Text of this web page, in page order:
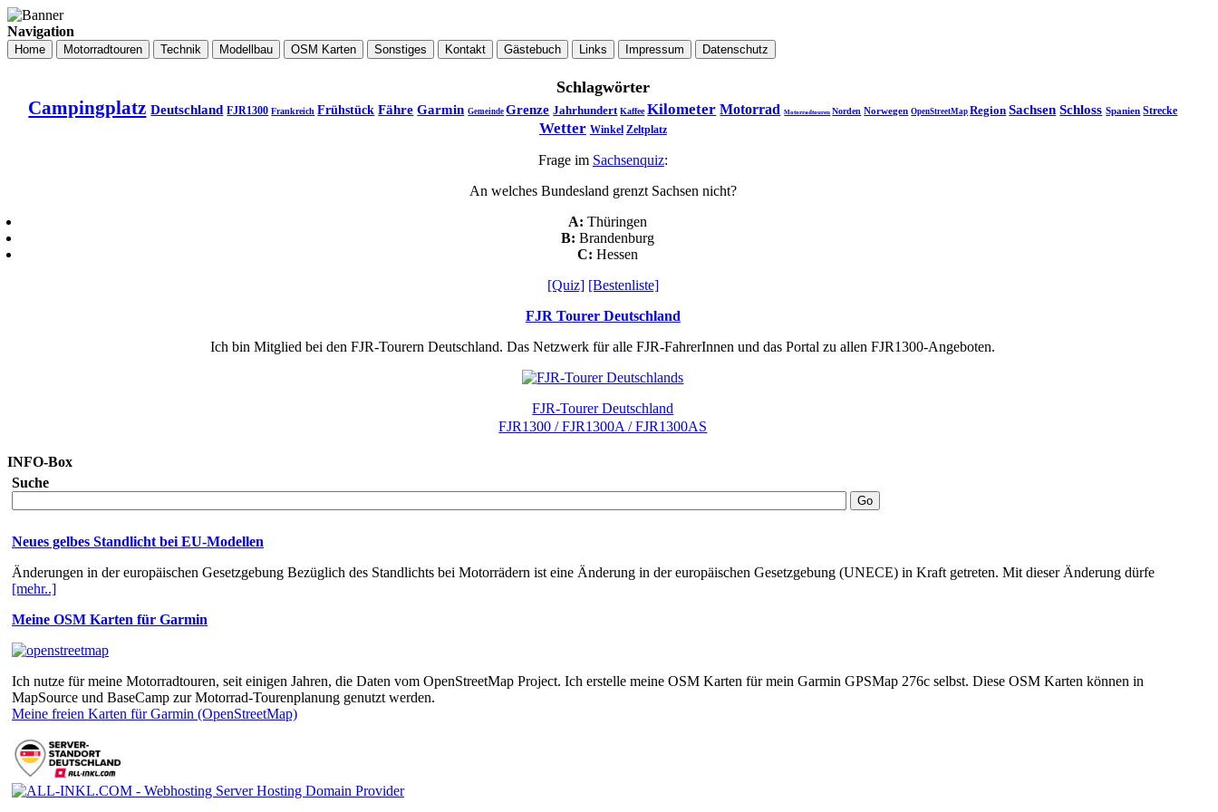
Navigation
Home Motorradtouren Technik Modellbau OSM Karten Sonstiges Kontakt Gästebuch Links Impressum Datenschutz
Schlagwörter
Campingplatz Deutschland FJR1300 Frankreich Frühstück Fähre Garmin Gemeinde Grenze Jahrhundert Kaffee Kilometer Motorrad Motorradtouren Norden Norwegen OpenStreetMap Region Sachsen Schloss Spanien Strecke
Wetter Winkel Zeltplatz
Frage im Sachsenquiz:
An welches Bundesland grenzt Sachsen nicht?
A: Thüringen
B: Brandenburg
C: Hessen
[Quiz] [Bestenliste]
FJR Tourer Deutschland
Ich bin Mitglied bei den FJR-Tourern Deutschland. Das Netzwerk für alle FJR-FahrerInnen und das Portal zu allen FJR1300-Angeboten.
FJR-Tourer Deutschland
FJR1300 / FJR1300A / FJR1300AS
INFO-Box
Suche
Neues gelbes Standlicht bei EU-Modellen
Änderungen in der europäischen Gesetzgebung Bezüglich des Standlichts bei Motorrädern ist eine Änderung in der europäischen Gesetzgebung (UNECE) in Kraft getreten. Mit dieser Änderung dürfe
[mehr..]
Meine OSM Karten für Garmin
Ich nutze für meine Motorradtouren, seit einigen Jahren, die Daten vom OpenStreetMap Project. Ich erstelle meine OSM Karten für mein Garmin GPSMap 276c selbst. Diese OSM Karten können in
MapSource und BaseCamp zur Motorrad-Tourenplanung genutzt werden.
Meine freien Karten für Garmin (OpenStreetMap)